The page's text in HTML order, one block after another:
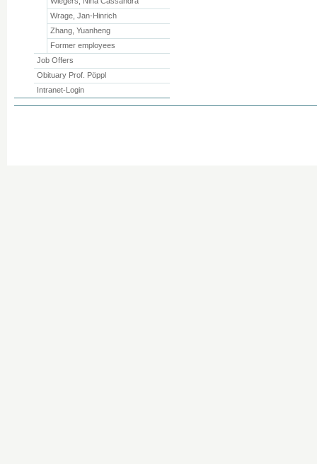
Wrage, Jan-Hinrich
Zhang, Yuanheng
Former employees
Job Offers
Obituary Prof. Pöppl
Intranet-Login